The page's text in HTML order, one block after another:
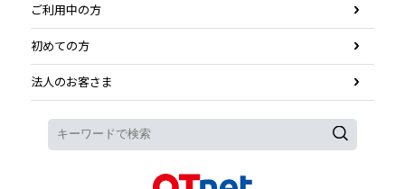
ご利用中の方
初めての方
法人のお客さま